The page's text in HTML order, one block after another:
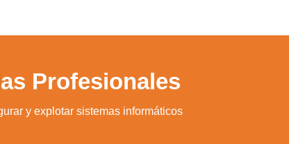
Profesionales
y explotar sistemas informáticos